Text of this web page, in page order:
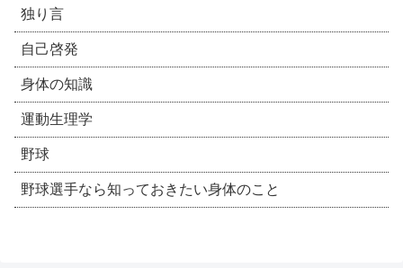
独り言
自己啓発
身体の知識
運動生理学
野球
野球選手なら知っておきたい身体のこと